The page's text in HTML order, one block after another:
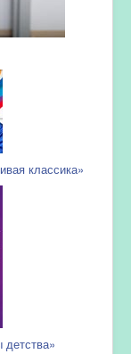
классика»
детства»